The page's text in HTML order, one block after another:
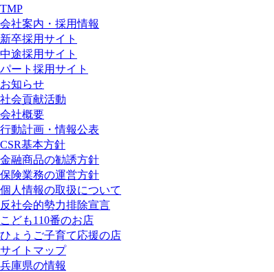
TMP
会社案内・採用情報
新卒採用サイト
中途採用サイト
パート採用サイト
お知らせ
社会貢献活動
会社概要
行動計画・情報公表
CSR基本方針
金融商品の勧誘方針
保険業務の運営方針
個人情報の取扱について
反社会的勢力排除宣言
こども110番のお店
ひょうご子育て応援の店
サイトマップ
兵庫県の情報